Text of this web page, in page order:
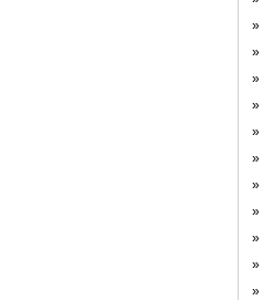
»
»
»
»
»
»
»
»
»
»
»